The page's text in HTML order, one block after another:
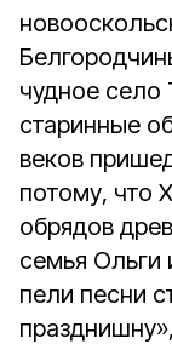
чудное село
старинные
веков
потому, что
обрядов
семья Ольги
пели песни